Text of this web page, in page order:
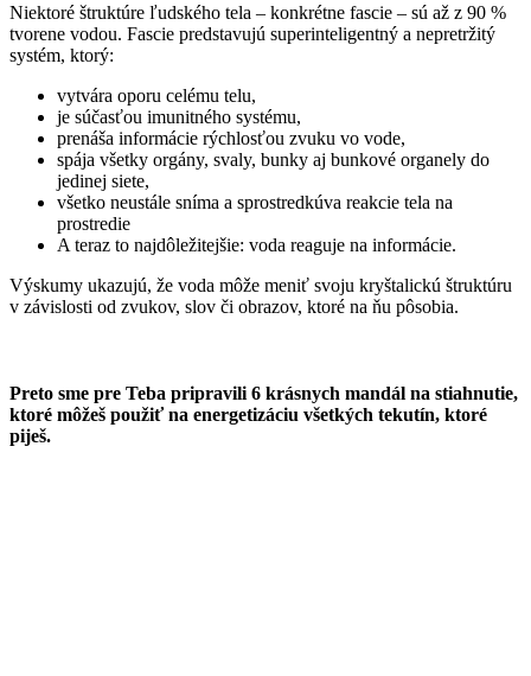
Niektoré štruktúre ľudského tela – konkrétne fascie – sú až z 90 %
tvorene vodou. Fascie predstavujú superinteligentný a nepretržitý
systém, ktorý:
vytvára oporu celému telu,
je súčasťou imunitného systému,
prenáša informácie rýchlosťou zvuku vo vode,
spája všetky orgány, svaly, bunky aj bunkové organely do
jedinej siete,
všetko neustále sníma a sprostredkúva reakcie tela na
prostredie
A teraz to najdôležitejšie: voda reaguje na informácie.
Výskumy ukazujú, že voda môže meniť svoju kryštalickú štruktúru
v závislosti od zvukov, slov či obrazov, ktoré na ňu pôsobia.
Preto sme pre Teba pripravili 6 krásnych mandál na stiahnutie,
ktoré môžeš použiť na energetizáciu všetkých tekutín, ktoré
piješ.